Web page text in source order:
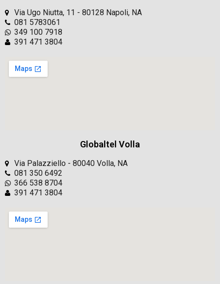
Via Ugo Niutta, 11 - 80128 Napoli, NA
081 5783061
349 100 7918
391 471 3804
Globaltel Volla
Via Palazziello - 80040 Volla, NA
081 350 6492
366 538 8704
391 471 3804